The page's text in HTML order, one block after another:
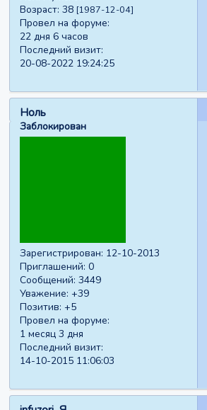
Возраст: 38 [1987-12-04]
Провел на форуме:
22 дня 6 часов
Последний визит:
20-08-2022 19:24:25
Ноль
Заблокирован
Зарегистрирован: 12-10-2013
Приглашений: 0
Сообщений: 3449
Уважение: +39
Позитив: +5
Провел на форуме:
1 месяц 3 дня
Последний визит:
14-10-2015 11:06:03